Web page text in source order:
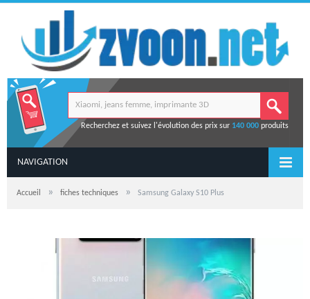
Recherchez et suivez l'évolution des prix sur 140 000produits
NAVIGATION
Accueil » fiches techniques » Samsung Galaxy S10 Plus